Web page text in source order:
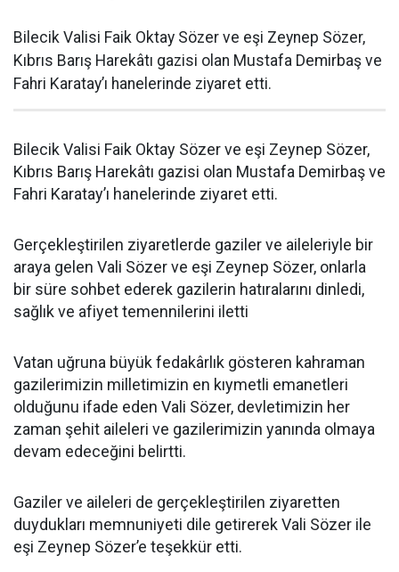
Bilecik Valisi Faik Oktay Sözer ve eşi Zeynep Sözer,
Kıbrıs Barış Harekâtı gazisi olan Mustafa Demirbaş ve
Fahri Karatay’ı hanelerinde ziyaret etti.
Bilecik Valisi Faik Oktay Sözer ve eşi Zeynep Sözer,
Kıbrıs Barış Harekâtı gazisi olan Mustafa Demirbaş ve
Fahri Karatay’ı hanelerinde ziyaret etti.
Gerçekleştirilen ziyaretlerde gaziler ve aileleriyle bir
araya gelen Vali Sözer ve eşi Zeynep Sözer, onlarla
bir süre sohbet ederek gazilerin hatıralarını dinledi,
sağlık ve afiyet temennilerini iletti
Vatan uğruna büyük fedakârlık gösteren kahraman
gazilerimizin milletimizin en kıymetli emanetleri
olduğunu ifade eden Vali Sözer, devletimizin her
zaman şehit aileleri ve gazilerimizin yanında olmaya
devam edeceğini belirtti.
Gaziler ve aileleri de gerçekleştirilen ziyaretten
duydukları memnuniyeti dile getirerek Vali Sözer ile
eşi Zeynep Sözer’e teşekkür etti.